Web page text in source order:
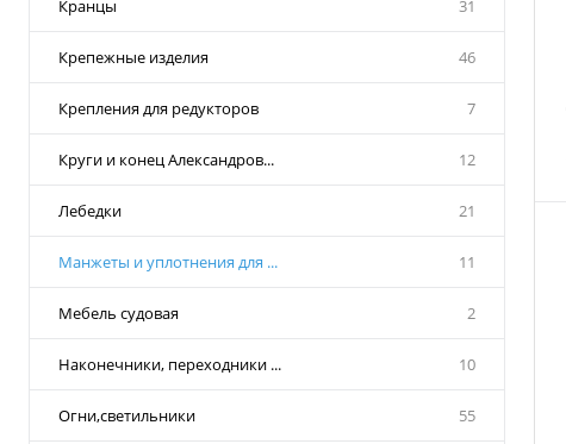
Кранцы 31
Крепежные изделия 46
Крепления для редукторов 7
Круги и конец Александров... 12
Лебедки 21
Манжеты и уплотнения для ... 11
Мебель судовая 2
Наконечники, переходники ... 10
Огни,светильники 55